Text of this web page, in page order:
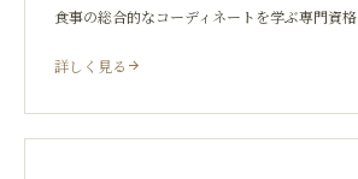
食事の総合的なコーディネートを学ぶ専門資格
詳しく見る